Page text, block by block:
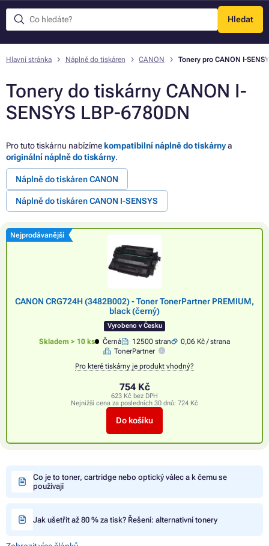
Hledat
Menu
Hlavní stránka Náplně do tiskáren CANON Tonery pro CANON I-
Tonery do tiskárny CANON I-
SENSYS LBP-6780DN
Pro tuto tiskárnu nabízíme kompatibilní náplně do tiskárnya
originální náplně do tiskárny.
Náplně do tiskáren CANON
Náplně do tiskáren CANON I-SENSYS
Nejprodávanější
CANON CRG724H (3482B002) - Toner TonerPartner PREMIUM,
black (černý)
Vyrobeno v Česku
Skladem > 10 ks Černá 12500 stran
0,06 Kč / strana
TonerPartner
Pro které tiskárny je produkt vhodný?
754 Kč
623 Kč bez DPH
Nejnižší cena za posledních 30 dnů: 724 Kč
Do košíku
Co je to toner, cartridge nebo optický válec a k čemu se
používají
Jak ušetřit až 80 % za tisk? Řešení: alternativní tonery